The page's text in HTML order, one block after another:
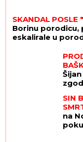
SKANDAL POSLE
Borinu porodicu,
eskalirale u
SIN
na